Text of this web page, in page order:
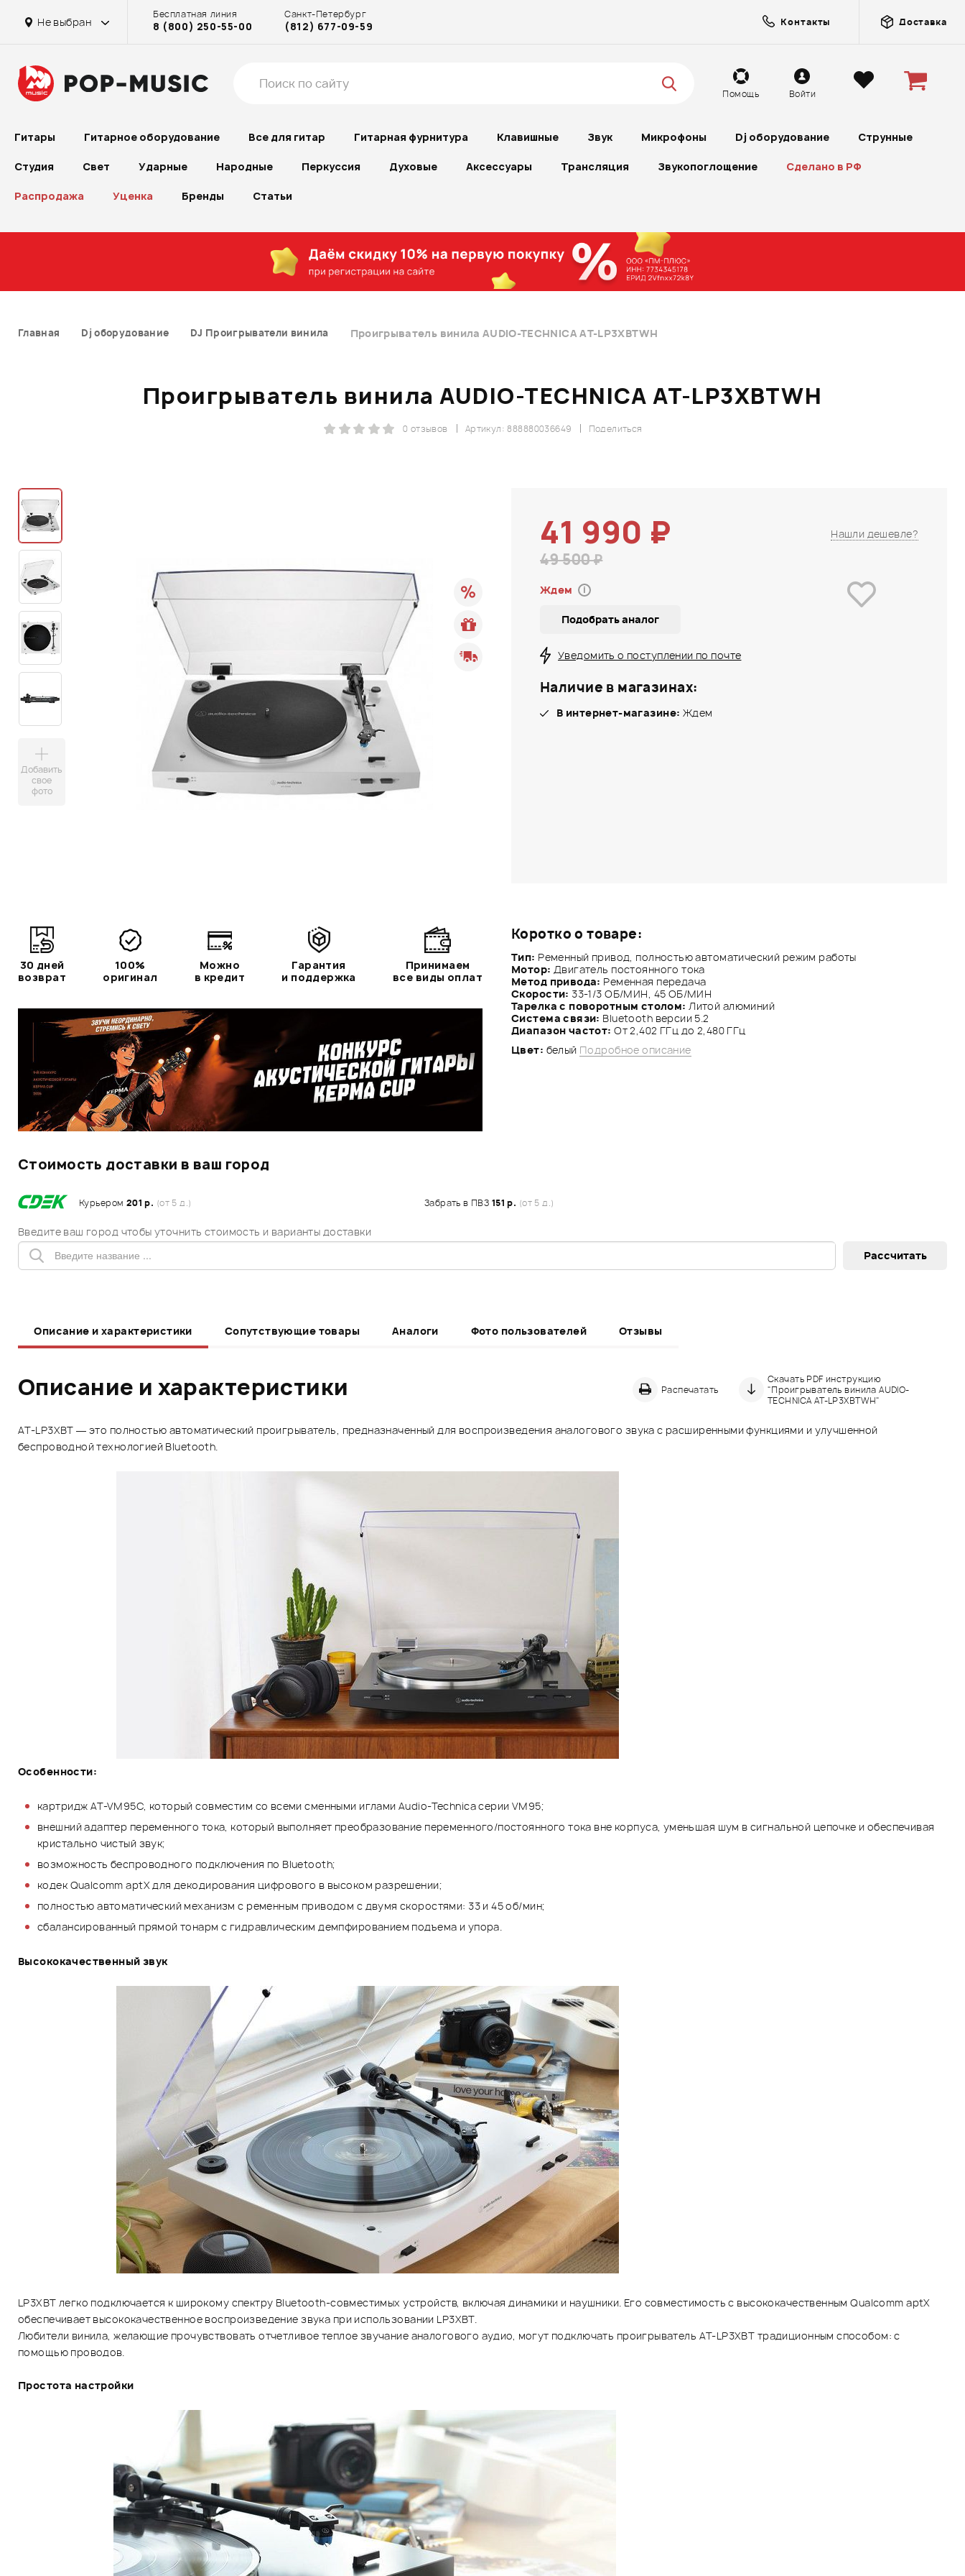
Не выбран
Бесплатная линия
8 (800) 250-55-00
Санкт-Петербург
(812) 677-09-59 Контакты Доставка
Помощь Войти
Гитары Гитарное оборудование Все для гитар Гитарная фурнитура Клавишные Звук Микрофоны Dj оборудование Струнные
Студия Свет Ударные Народные Перкуссия Духовые Аксессуары Трансляция Звукопоглощение Сделано в РФ
Распродажа Уценка Бренды Статьи
Главная Dj оборудование DJ Проигрыватели винила Проигрыватель винила AUDIO-TECHNICA AT-LP3XBTWH
Проигрыватель винила AUDIO-TECHNICA AT-LP3XBTWH
Поделиться
Артикул: 888880036649
0 отзывов
Добавить
свое
фото
Коротко о товаре:
Тип: Ременный привод, полностью автоматический режим работы
Мотор: Двигатель постоянного тока
Метод привода: Ременная передача
Скорости: 33-1/3 ОБ/МИН, 45 ОБ/МИН
Тарелка с поворотным столом: Литой алюминий
Система связи: Bluetooth версии 5.2
Диапазон частот: От 2,402 ГГц до 2,480 ГГц
Цвет: белый Подробное описание
41 990 ₽
49 500 ₽
Нашли дешевле?
Ждем i
Подобрать аналог
Уведомить о поступлении по почте
Наличие в магазинах:
В интернет-магазине: Ждем
30 дней
возврат
100%
оригинал
Можно
в кредит
Гарантия
и поддержка
Принимаем
все виды оплат
Стоимость доставки в ваш город
Курьером 201 р. (от 5 д.) Забрать в ПВЗ 151 р. (от 5 д.)
Введите ваш город чтобы уточнить стоимость и варианты доставки
Описание и характеристики Сопутствующие товары Аналоги Фото пользователей Отзывы
Описание и характеристики Распечатать
Скачать PDF инструкцию
"Проигрыватель винила AUDIO-
TECHNICA AT-LP3XBTWH"
AT-LP3XBT — это полностью автоматический проигрыватель, предназначенный для воспроизведения аналогового звука с расширенными функциями и улучшенной
беспроводной технологией Bluetooth.
Особенности:
картридж AT-VM95C, который совместим со всеми сменными иглами Audio-Technica серии VM95;
внешний адаптер переменного тока, который выполняет преобразование переменного/постоянного тока вне корпуса, уменьшая шум в сигнальной цепочке и обеспечивая
кристально чистый звук;
возможность беспроводного подключения по Bluetooth;
кодек Qualcomm aptX для декодирования цифрового в высоком разрешении;
полностью автоматический механизм с ременным приводом с двумя скоростями: 33 и 45 об/мин;
сбалансированный прямой тонарм с гидравлическим демпфированием подъема и упора.
Высококачественный звук
LP3XBT легко подключается к широкому спектру Bluetooth-совместимых устройств, включая динамики и наушники. Его совместимость с высококачественным Qualcomm aptX
обеспечивает высококачественное воспроизведение звука при использовании LP3XBT.
Любители винила, желающие прочувствовать отчетливое теплое звучание аналогового аудио, могут подключать проигрыватель AT-LP3XBT традиционным способом: с
помощью проводов.
Простота настройки